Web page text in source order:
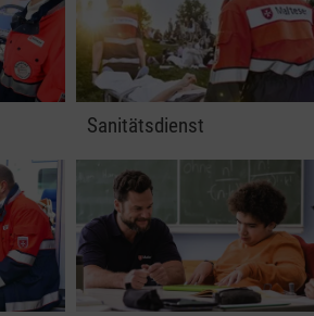
Sanitätsdienst